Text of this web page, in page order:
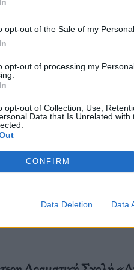
opt-out of the Sale of my Personal
opt-out of processing my
opt-out of Collection, Use,
Data that Is Unrelated
CONFIRM
Data Deletion Data
ο Όμηρος, ο
από νέους ηθοποιούς
του εκάστοτε χώρου
τα μοναδικά ιστορικά
και
παρουσιάζονται σε
«ζωντανής»
έχει καθαρά μη
από όλους.
Αθήνας.